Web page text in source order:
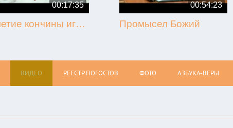
00:17:35
50-летие кончины игумена Никона (Воробьёва) (г. Гагарин, 2013.09.07)
00:54:23
Промысел Божий
ВИДЕО РЕЕСТР ПОГОСТОВ ФОТО АЗБУКА-ВЕРЫ